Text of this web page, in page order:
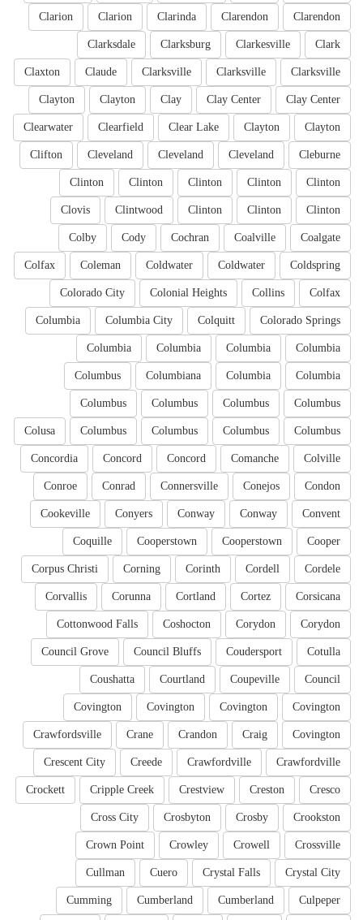
Clarendon
Clarendon
Clarinda
Clarion
Clarion
Clark
Clarkesville
Clarksburg
Clarksdale
Clarksville
Clarksville
Clarksville
Claude
Claxton
Clay Center
Clay Center
Clay
Clayton
Clayton
Clayton
Clayton
Clear Lake
Clearfield
Clearwater
Cleburne
Cleveland
Cleveland
Cleveland
Clifton
Clinton
Clinton
Clinton
Clinton
Clinton
Clinton
Clinton
Clinton
Clintwood
Clovis
Coalgate
Coalville
Cochran
Cody
Colby
Coldspring
Coldwater
Coldwater
Coleman
Colfax
Colfax
Collins
Colonial Heights
Colorado City
Colorado Springs
Colquitt
Columbia City
Columbia
Columbia
Columbia
Columbia
Columbia
Columbia
Columbia
Columbiana
Columbus
Columbus
Columbus
Columbus
Columbus
Columbus
Columbus
Columbus
Columbus
Colusa
Colville
Comanche
Concord
Concord
Concordia
Condon
Conejos
Connersville
Conrad
Conroe
Convent
Conway
Conway
Conyers
Cookeville
Cooper
Cooperstown
Cooperstown
Coquille
Cordele
Cordell
Corinth
Corning
Corpus Christi
Corsicana
Cortez
Cortland
Corunna
Corvallis
Corydon
Corydon
Coshocton
Cottonwood Falls
Cotulla
Coudersport
Council Bluffs
Council Grove
Council
Coupeville
Courtland
Coushatta
Covington
Covington
Covington
Covington
Covington
Craig
Crandon
Crane
Crawfordsville
Crawfordville
Crawfordville
Creede
Crescent City
Cresco
Creston
Crestview
Cripple Creek
Crockett
Crookston
Crosby
Crosbyton
Cross City
Crossville
Crowell
Crowley
Crown Point
Crystal City
Crystal Falls
Cuero
Cullman
Culpeper
Cumberland
Cumberland
Cumming